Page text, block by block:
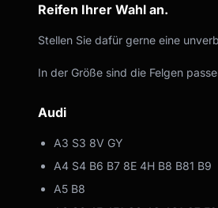
Reifen Ihrer Wahl an.
Stellen Sie dafür gerne eine
In der Größe sind die Felgen
Audi
A3 S3 8V GY
A4 S4 B6 B7 8E 4H B8 B81 B9
A5 B8